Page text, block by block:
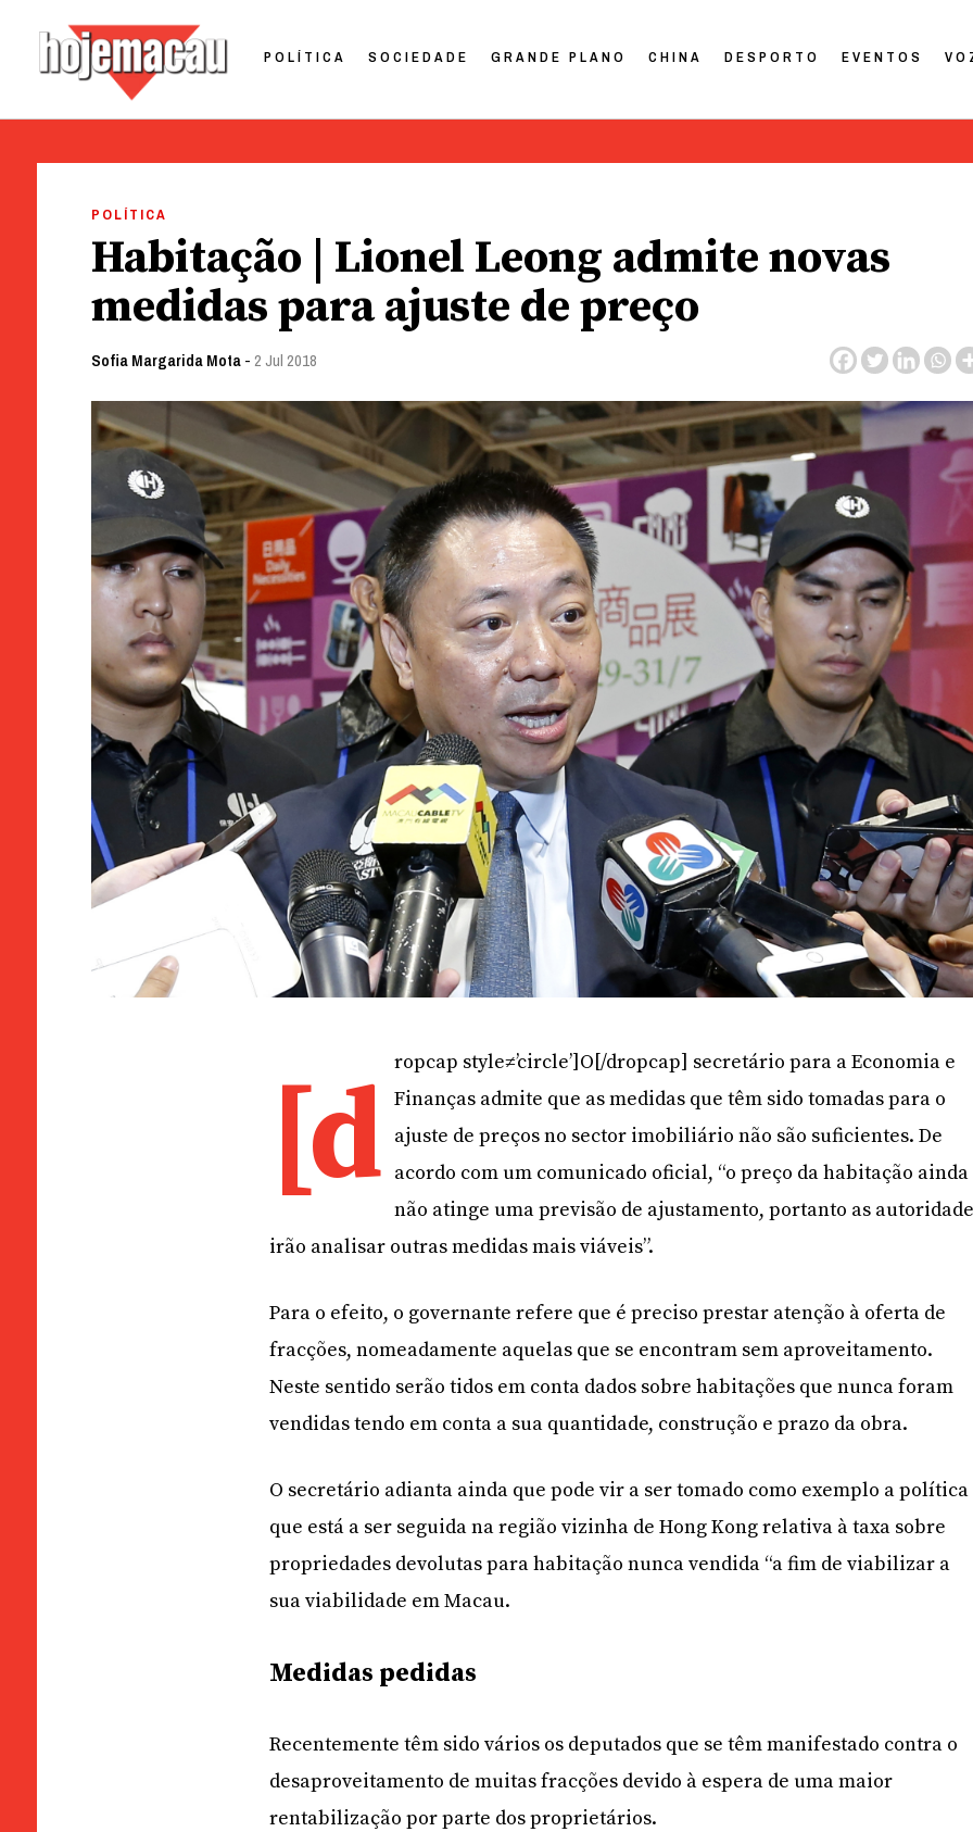
POLÍTICA SOCIEDADE GRANDE PLANO CHINA DESPORTO EVENTOS
POLÍTICA
Habitação | Lionel Leong admite novas
medidas para ajuste de preço
Sofia Margarida Mota- 2 Jul 2018
[d ropcap style≠’circle’]O[/dropcap] secretário para a Economia e
Finanças admite que as medidas que têm sido tomadas para o
ajuste de preços no sector imobiliário não são suficientes. De
acordo com um comunicado oficial, “o preço da habitação ainda
não atinge uma previsão de ajustamento, portanto as
irão analisar outras medidas mais viáveis”.
Para o efeito, o governante refere que é preciso prestar atenção à oferta de
fracções, nomeadamente aquelas que se encontram sem aproveitamento.
Neste sentido serão tidos em conta dados sobre habitações que nunca foram
vendidas tendo em conta a sua quantidade, construção e prazo da obra.
O secretário adianta ainda que pode vir a ser tomado como exemplo a política
que está a ser seguida na região vizinha de Hong Kong relativa à taxa sobre
propriedades devolutas para habitação nunca vendida “a fim de viabilizar a
sua viabilidade em Macau.
Medidas pedidas
Recentemente têm sido vários os deputados que se têm manifestado contra o
desaproveitamento de muitas fracções devido à espera de uma maior
rentabilização por parte dos proprietários.